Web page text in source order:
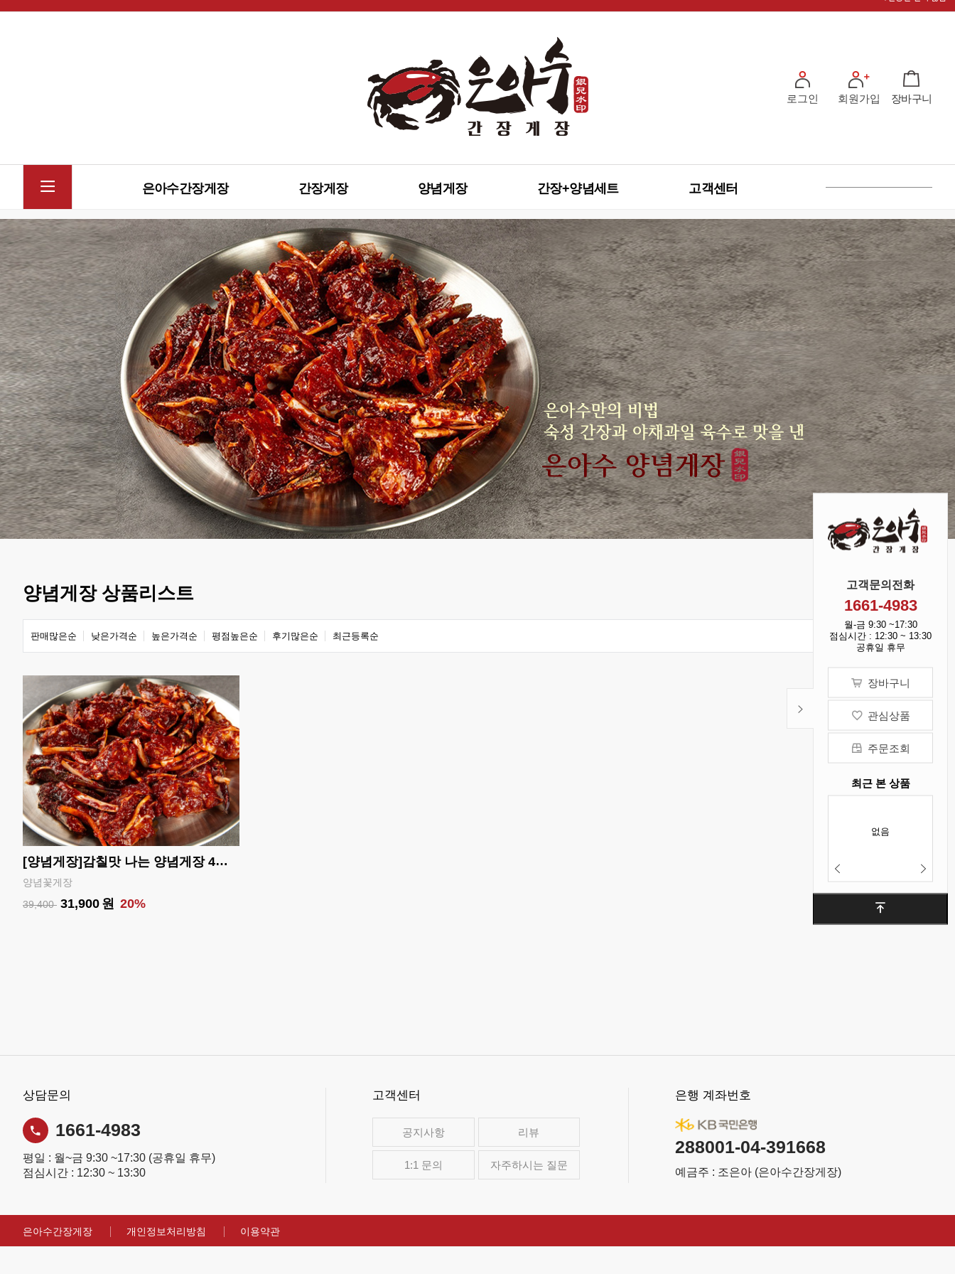
로그인 회원가입 장바구니
은아수간장게장 간장게장 양념게장 간장+양념세트 고객센터
고객문의전화
1661-4983
월-금 9:30 ~17:30
점심시간 : 12:30 ~ 13:30
공휴일 휴무
장바구니
관심상품
주문조회
최근 본 상품
없음
양념게장 상품리스트 양념게장
판매많은순 낮은가격순 높은가격순 평점높은순 후기많은순 최근등록순
[양념게장]감칠맛 나는 양념게장 4마리 1kg
양념꽃게장
39,400 31,900 원 20%
상담문의
1661-4983
평일 : 월~금 9:30 ~17:30 (공휴일 휴무)
점심시간 : 12:30 ~ 13:30
고객센터
공지사항 리뷰
1:1 문의 자주하시는 질문
은행 계좌번호
288001-04-391668
예금주 : 조은아 (은아수간장게장)
은아수간장게장 개인정보처리방침 이용약관